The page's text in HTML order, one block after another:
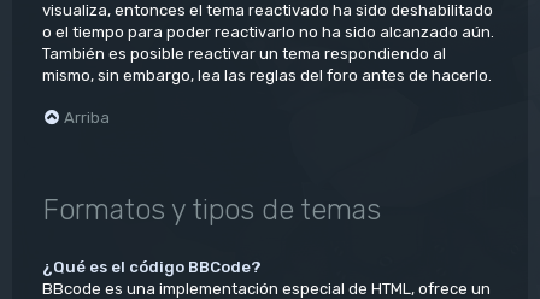
visualiza, entonces el tema reactivado ha sido deshabilitado
o el tiempo para poder reactivarlo no ha sido alcanzado aún.
También es posible reactivar un tema respondiendo al
mismo, sin embargo, lea las reglas del foro antes de hacerlo.
Arriba
Formatos y tipos de temas
¿Qué es el código BBCode?
BBcode es una implementación especial de HTML, ofrece un